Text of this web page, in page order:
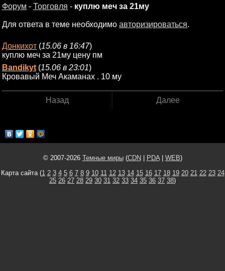
Форум - Торговля - куплю меч за 21му
Для ответа в теме необходимо авторизироваться.
Донкихот (15.06 в 16:47)
куплю меч за 21му цену пм
Bandikyt (15.06 в 23:01)
Кровавый Меч Акаманах . 10 му
Назад Далее
© 2007-2026 Темные миры(CDN PDA| WEB)
Карта сайта (1 2 3 4 5 6 7 8 9 10 11 12 13 14 15 16 17 18 19 20 21 22 23 24
25 26 27 28 29 30 31 32 33 34 35 36 37 38)